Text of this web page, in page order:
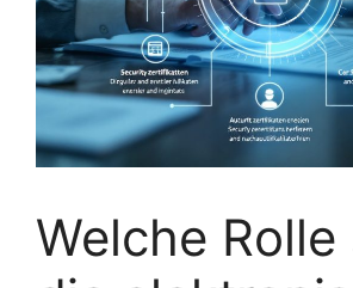
Welche